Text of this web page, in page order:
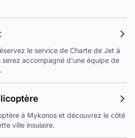
le service de Charte de Jet à
serez accompagné d'une équipe de
à Mykonos et découvrez le côté
ville insulaire.